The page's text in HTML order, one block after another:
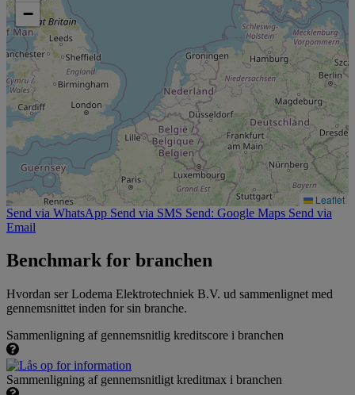
−
Leaflet
Send via WhatsApp Send via SMS Send: Google Maps Send via
Email
Benchmark for branchen
Hvordan ser Lodema Elektrotechniek B.V. ud sammenlignet med
gennemsnittet inden for sin branche.
Sammenligning af gennemsnitlig kreditscore i branchen
Sammenligning af gennemsnitligt kreditmax i branchen